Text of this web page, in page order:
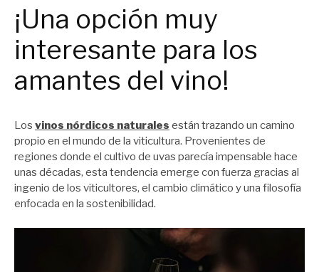
¡Una opción muy
interesante para los
amantes del vino!
Los vinos nórdicos naturales están trazando un camino
propio en el mundo de la viticultura. Provenientes de
regiones donde el cultivo de uvas parecía impensable hace
unas décadas, esta tendencia emerge con fuerza gracias al
ingenio de los viticultores, el cambio climático y una filosofía
enfocada en la sostenibilidad.